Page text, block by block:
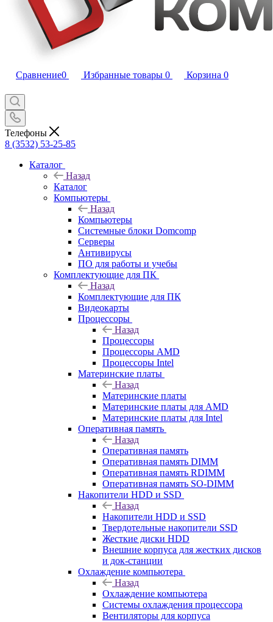
Сравнение0 Избранные товары 0 Корзина 0
Телефоны
8 (3532) 53-25-85
Каталог
Назад
Каталог
Компьютеры
Назад
Компьютеры
Системные блоки Domcomp
Серверы
Антивирусы
ПО для работы и учебы
Комплектующие для ПК
Назад
Комплектующие для ПК
Видеокарты
Процессоры
Назад
Процессоры
Процессоры AMD
Процессоры Intel
Материнские платы
Назад
Материнские платы
Материнские платы для AMD
Материнские платы для Intel
Оперативная память
Назад
Оперативная память
Оперативная память DIMM
Оперативная память RDIMM
Оперативная память SO-DIMM
Накопители HDD и SSD
Назад
Накопители HDD и SSD
Твердотельные накопители SSD
Жесткие диски HDD
Внешние корпуса для жестких дисков
и док-станции
Охлаждение компьютера
Назад
Охлаждение компьютера
Системы охлаждения процессора
Вентиляторы для корпуса